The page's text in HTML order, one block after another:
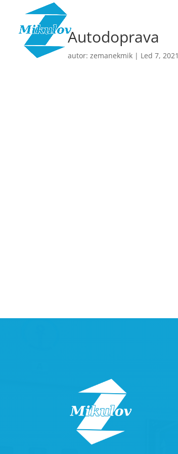
Autodoprava
autor:zemanekmik | Led 7, 2021